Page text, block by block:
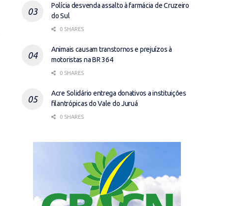
Polícia desvenda assalto à farmácia de Cruzeiro
do Sul
0 SHARES
Animais causam transtornos e prejuízos à
motoristas na BR 364
0 SHARES
Acre Solidário entrega donativos a instituições
filantrópicas do Vale do Juruá
0 SHARES